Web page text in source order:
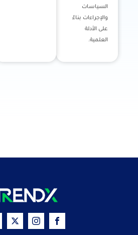
السياسات
والإجراءات بناءً
على الأدلة
العلمية.